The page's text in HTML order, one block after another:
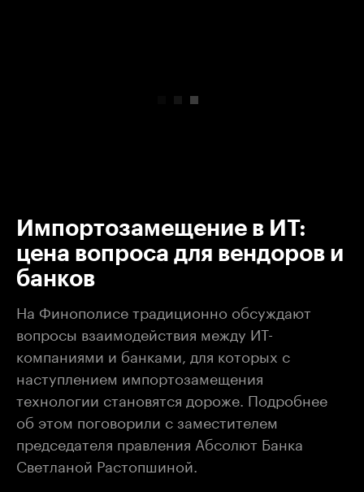
Импортозамещение в ИТ:
цена вопроса для вендоров и
банков
На Финополисе традиционно обсуждают
вопросы взаимодействия между ИТ-
компаниями и банками, для которых с
наступлением импортозамещения
технологии становятся дороже. Подробнее
об этом поговорили с заместителем
председателя правления Абсолют Банка
Светланой Растопшиной.